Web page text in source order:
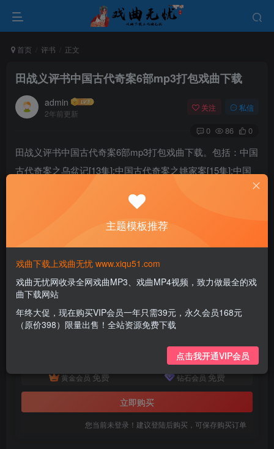
首页 评书 正文
田战义评书中国古代奇案6部mp3打包戏曲下载
admin
2年前更新
关注 私信
0 86 0
田战义评书中国古代奇案6部mp3打包戏曲下载。包括：中国
古代奇案之乌盆记[13集];中国古代奇案之姚家案[15集];中国
古代奇案之糊涂案[14集];中国古代奇案之红门寺[14集]。
田战义评书中国古代奇案6部mp3打包戏曲下载
此内容为付费资源，请付费后查看
黄金会员免费 钻石会员免费
立即购买
您当前未登录！建议登陆后购买，可保存购买订单
付费资源
主题模板推荐
戏曲下载上戏曲无忧 www.xiqu51.com
戏曲无忧网收录全网戏曲MP3、戏曲MP4视频，致力做最全的戏
曲下载网站
年终大促，现在购买VIP会员一年只需39元，永久会员168元
（原价398）限量出售！全站资源免费下载
点击我开通VIP会员